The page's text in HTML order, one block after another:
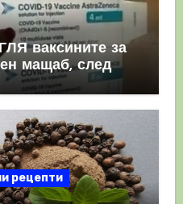
ваксините за
мащаб, след
рецепти